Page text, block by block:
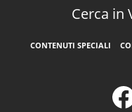
Cerca in
CONTENUTI SPECIALI